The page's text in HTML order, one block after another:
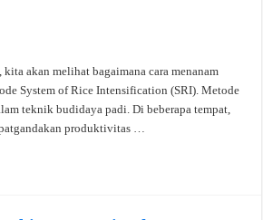
akan melihat bagaimana cara menanam
System of Rice Intensification (SRI). Metode
teknik budidaya padi. Di beberapa tempat,
produktivitas …